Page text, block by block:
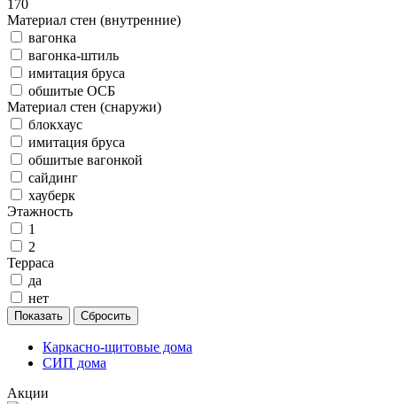
170
Материал стен (внутренние)
вагонка
вагонка-штиль
имитация бруса
обшитые ОСБ
Материал стен (снаружи)
блокхаус
имитация бруса
обшитые вагонкой
сайдинг
хауберк
Этажность
1
2
Терраса
да
нет
Каркасно-щитовые дома
СИП дома
Акции